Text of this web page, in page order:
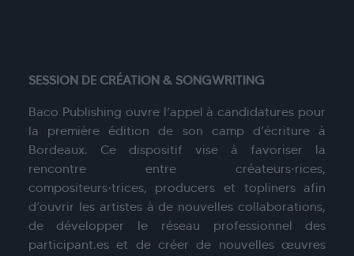
SESSION DE CRÉATION & SONGWRITING
Baco Publishing ouvre l’appel à candidatures pour
la première édition de son camp d’écriture à
Bordeaux. Ce dispositif vise à favoriser la
rencontre entre créateurs·rices,
compositeurs·trices, producers et topliners afin
d’ouvrir les artistes à de nouvelles collaborations,
de développer le réseau professionnel des
participant.es et de créer de nouvelles œuvres